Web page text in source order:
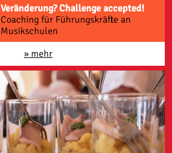
Veränderung? Challenge accepted!
Coaching für Führungskräfte an
Musikschulen
» mehr